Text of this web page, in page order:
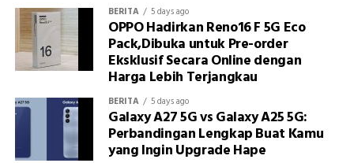
BERITA 5 days ago
OPPO Hadirkan Reno16 F 5G Eco
Pack,Dibuka untuk Pre-order
Eksklusif Secara Online dengan
Harga Lebih Terjangkau
BERITA 5 days ago
Galaxy A27 5G vs Galaxy A25 5G:
Perbandingan Lengkap Buat Kamu
yang Ingin Upgrade Hape